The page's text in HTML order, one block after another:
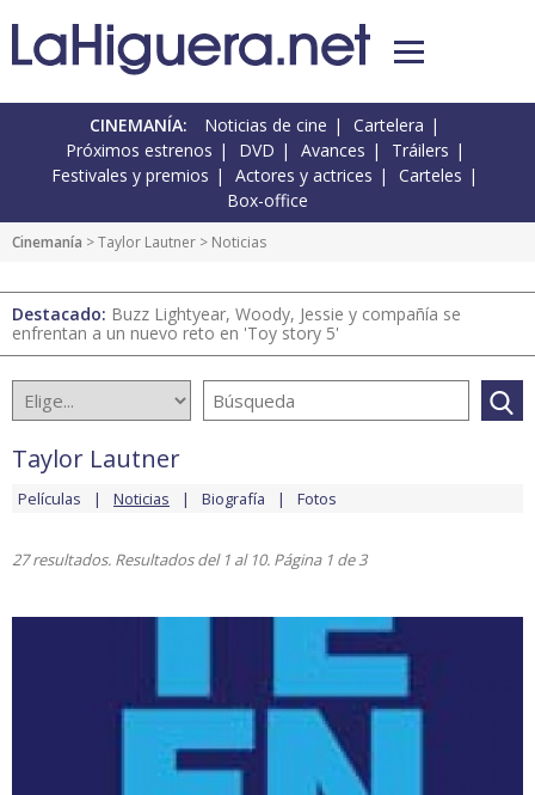
CINEMANÍA: Noticias de cine
Cartelera
Próximos estrenos
DVD Avances
Tráilers
Festivales y premios
Actores y actrices
Carteles
Box-office
Cinemanía >Taylor Lautner > Noticias
Destacado: Buzz Lightyear, Woody, Jessie y compañía se
enfrentan a un nuevo reto en 'Toy story 5'
Taylor Lautner
Películas Noticias Biografía Fotos
27 resultados. Resultados del 1 al 10. Página 1 de 3